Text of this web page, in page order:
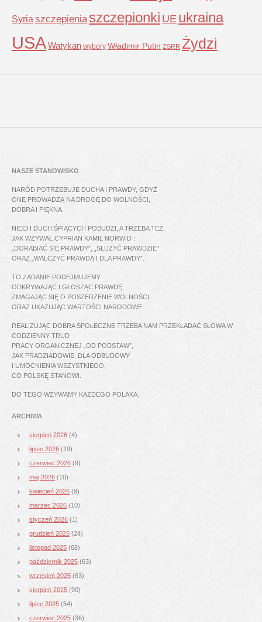
Syria szczepienia szczepionki UE ukraina
USAWatykan wybory Władimir Putin ZSRR Żydzi
NASZE STANOWISKO
NARÓD POTRZEBUJE DUCHA I PRAWDY, GDYŻ
ONE PROWADZĄ NA DROGĘ DO WOLNOŚCI,
DOBRA I PIĘKNA.
NIECH DUCH ŚPIĄCYCH POBUDZI, A TRZEBA TEŻ,
JAK WZYWAŁ CYPRIAN KAMIL NORWID :
„DORABIAĆ SIĘ PRAWDY”, „SŁUŻYĆ PRAWDZIE”
ORAZ „WALCZYĆ PRAWDĄ I DLA PRAWDY”.
TO ZADANIE PODEJMUJEMY
ODKRYWAJĄC I GŁOSZĄC PRAWDĘ,
ZMAGAJĄC SIĘ O POSZERZENIE WOLNOŚCI
ORAZ UKAZUJĄC WARTOŚCI NARODOWE.
REALIZUJĄC DOBRA SPOŁECZNE TRZEBA NAM PRZEKŁADAĆ SŁOWA W
CODZIENNY TRUD
PRACY ORGANICZNEJ „OD PODSTAW”,
JAK PRADZIADOWIE, DLA ODBUDOWY
I UMOCNIENIA WSZYSTKIEGO,
CO POLSKĘ STANOWI.
DO TEGO WZYWAMY KAŻDEGO POLAKA.
ARCHIWA
sierpień 2026 (4)
lipiec 2026 (19)
czerwiec 2026 (9)
maj 2026 (10)
kwiecień 2026 (9)
marzec 2026 (10)
styczeń 2026 (1)
grudzień 2025 (24)
listopad 2025 (68)
październik 2025 (63)
wrzesień 2025 (63)
sierpień 2025 (90)
lipiec 2025 (54)
czerwiec 2025 (36)